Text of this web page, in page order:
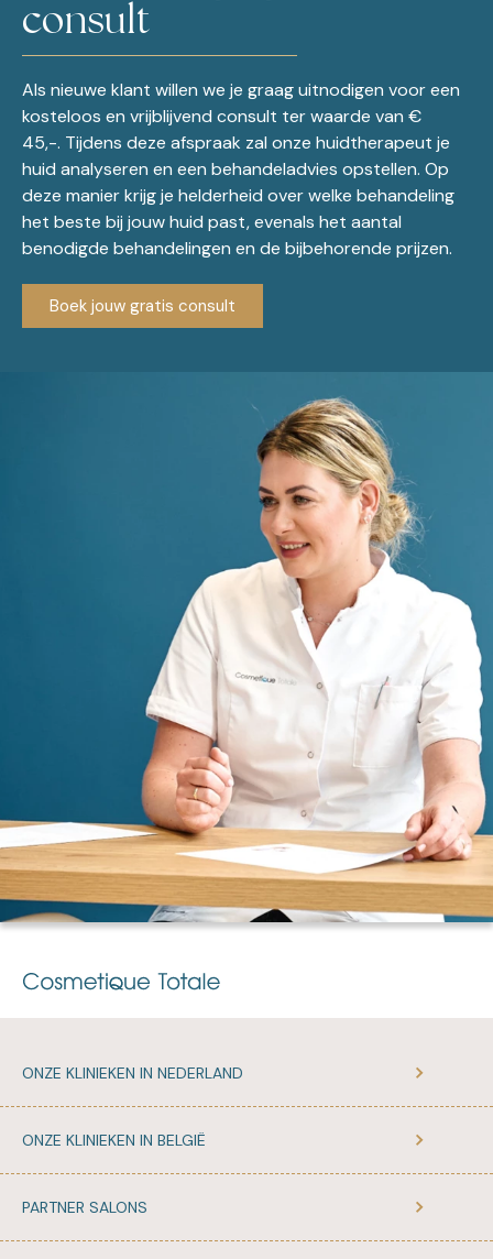
consult
Als nieuwe klant willen we je graag uitnodigen voor een
kosteloos en vrijblijvend consult ter waarde van €
45,-. Tijdens deze afspraak zal onze huidtherapeut je
huid analyseren en een behandeladvies opstellen. Op
deze manier krijg je helderheid over welke behandeling
het beste bij jouw huid past, evenals het aantal
benodigde behandelingen en de bijbehorende prijzen.
Boek jouw gratis consult
ONZE KLINIEKEN IN NEDERLAND
ONZE KLINIEKEN IN BELGIË
PARTNER SALONS